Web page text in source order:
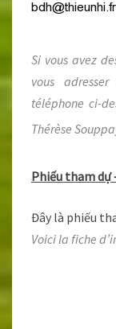
Si vous avez
vous
téléphone ci-
Thérèse
Phiếu tham dự
Đây là phiếu
Voici la fiche